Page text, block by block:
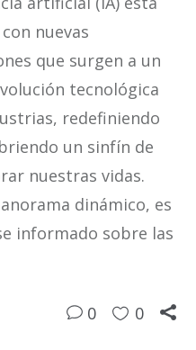
nuevas
que surgen a un
tecnológica
redefiniendo
un sinfín de
nuestras vidas.
dinámico, es
informado sobre las
0 0